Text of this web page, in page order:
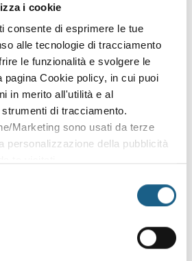
i cookie
consente di esprimere le tue
alle tecnologie di tracciamento
le funzionalità e svolgere le
pagina Cookie policy, in cui puoi
in merito all'utilità e al
di tracciamento.
Marketing sono usati da terze
personalizzazione della pubblicità
anche la nostra Privacy
PRIVATO
caratteri)
l'iscrizione al corso come